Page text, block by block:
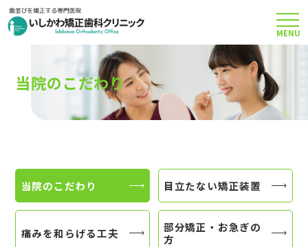
矯正治療について
当院のこだわり
費用について
MENU
当院のこだわり
当院のこだわり 目立たない矯正装置
痛みを和らげる工夫
部分矯正・お急ぎの
方